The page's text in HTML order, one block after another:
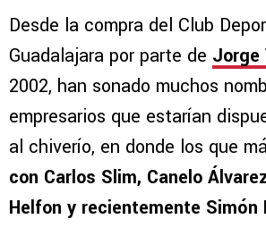
Desde la compra del Club
Guadalajara por parte de Jorge
2002, han sonado muchos
empresarios que estarían
al chiverío, en donde los que
con Carlos Slim, Canelo
Helfon y recientemente Simón